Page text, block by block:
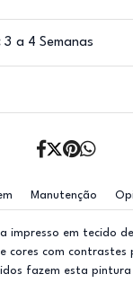
3 a 4 Semanas
Manutenção
impresso em tecido
cores com
fazem esta